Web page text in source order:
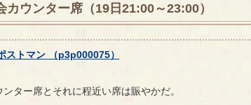
カウンター席（19日21:00～23:00）
ストマン（p3p000075）
ター席とそれに程近い席は賑やかだ。